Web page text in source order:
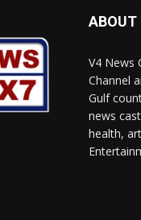
ABOUT
V4 News
Channel
Gulf
news
health,